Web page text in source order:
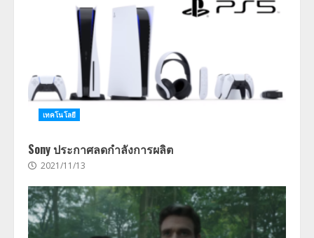
เทคโนโลยี
Sony ประกาศลดกำลังการผลิต
2021/11/13